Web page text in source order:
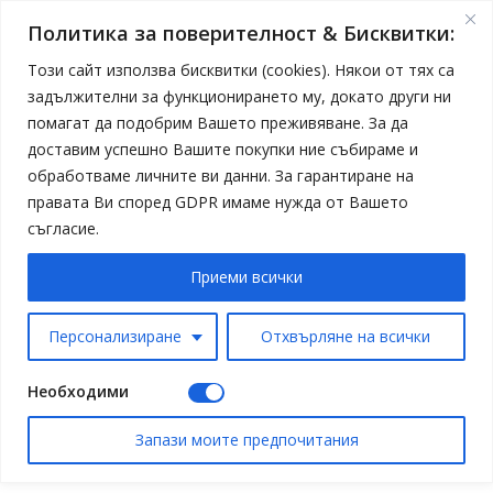
Политика за поверителност & Бисквитки:
Този сайт използва бисквитки (cookies). Някои от тях са
задължителни за функционирането му, докато други ни
помагат да подобрим Вашето преживяване. За да
доставим успешно Вашите покупки ние събираме и
обработваме личните ви данни. За гарантиране на
правата Ви според GDPR имаме нужда от Вашето
съгласие.
Персонализиране Отхвърляне на всички
Приеми всички
Необходими
Запази моите предпочитания